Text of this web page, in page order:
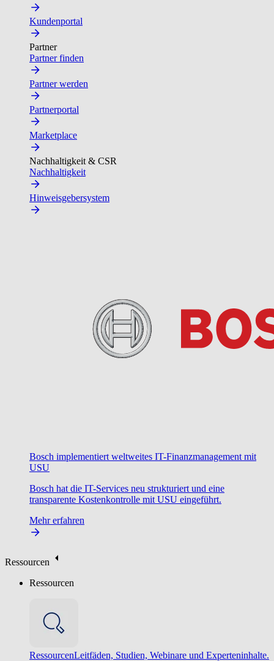
Kundenportal
Partner
Partner finden
Partner werden
Partnerportal
Marketplace
Nachhaltigkeit & CSR
Nachhaltigkeit
Hinweisgebersystem
Bosch implementiert weltweites IT-Finanzmanagement mit
USU
Bosch hat die IT-Services neu strukturiert und eine
transparente Kostenkontrolle mit USU eingeführt.
Mehr erfahren
Ressourcen
Ressourcen
RessourcenLeitfäden, Studien, Webinare und Experteninhalte.